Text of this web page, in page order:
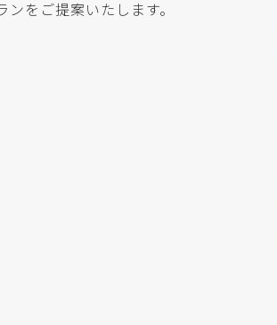
をご提案いたします。